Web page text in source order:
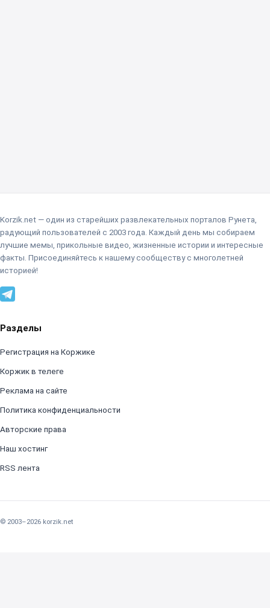
Korzik.net — один из старейших развлекательных порталов Рунета,
радующий пользователей с 2003 года. Каждый день мы собираем
лучшие мемы, прикольные видео, жизненные истории и интересные
факты. Присоединяйтесь к нашему сообществу с многолетней
историей!
Разделы
Регистрация на Коржике
Коржик в телеге
Реклама на сайте
Политика конфиденциальности
Авторские права
Наш хостинг
RSS лента
© 2003–2026 korzik.net